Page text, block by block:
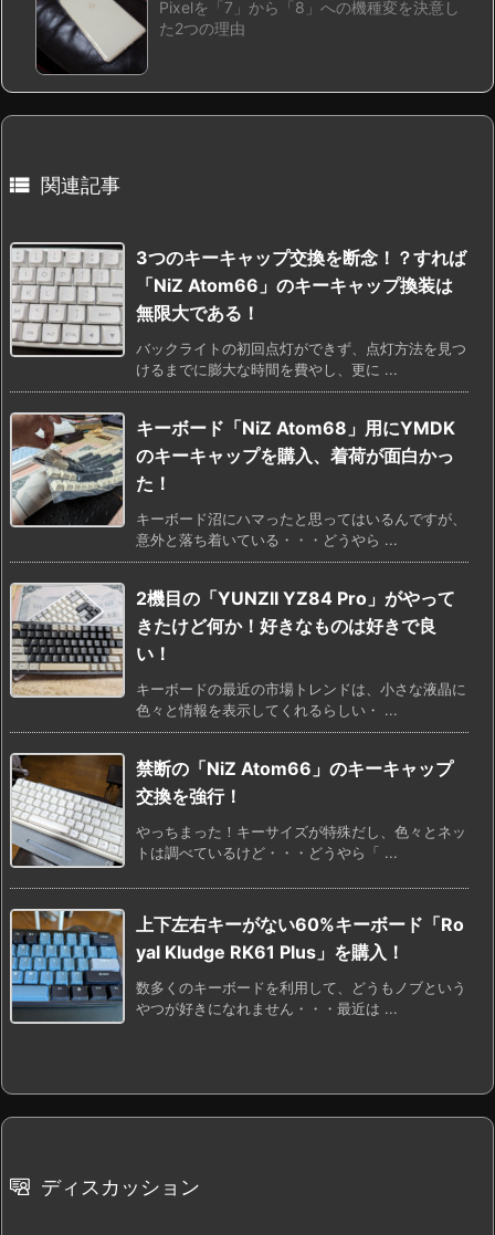
Pixelを「7」から「8」への機種変を決意し
た2つの理由
 関連記事
3つのキーキャップ交換を断念！？すれば
「NiZ Atom66」のキーキャップ換装は
無限大である！
バックライトの初回点灯ができず、点灯方法を見つ
けるまでに膨大な時間を費やし、更に ...
キーボード「NiZ Atom68」用にYMDK
のキーキャップを購入、着荷が面白かっ
た！
キーボード沼にハマったと思ってはいるんですが、
意外と落ち着いている・・・どうやら ...
2機目の「YUNZII YZ84 Pro」がやって
きたけど何か！好きなものは好きで良
い！
キーボードの最近の市場トレンドは、小さな液晶に
色々と情報を表示してくれるらしい・ ...
禁断の「NiZ Atom66」のキーキャップ
交換を強行！
やっちまった！キーサイズが特殊だし、色々とネッ
トは調べているけど・・・どうやら「 ...
上下左右キーがない60%キーボード「Ro
yal Kludge RK61 Plus」を購入！
数多くのキーボードを利用して、どうもノブという
やつが好きになれません・・・最近は ...
ディスカッション